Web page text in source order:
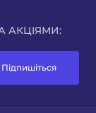
АКЦІЯМИ:
Підпишіться